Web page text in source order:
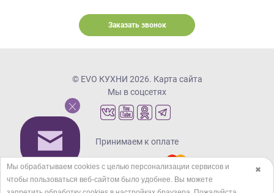
Заказать звонок
© EVO КУХНИ 2026. Карта сайта
Мы в соцсетях
Принимаем к оплате
Кредиты и рассрочка
✖
Мы обрабатываем cookies с целью персонализации сервисов и
чтобы пользоваться веб-сайтом было удобнее. Вы можете